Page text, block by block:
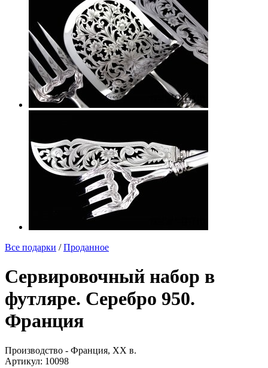
Все подарки /Проданное
Сервировочный набор в
футляре. Серебро 950.
Франция
Производство - Франция, ХХ в.
Артикул: 10098